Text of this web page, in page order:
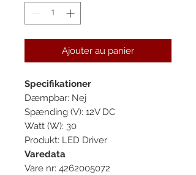
Ajouter au panier
Specifikationer
Dæmpbar: Nej
Spænding (V): 12V DC
Watt (W): 30
Produkt: LED Driver
Varedata
Vare nr: 4262005072